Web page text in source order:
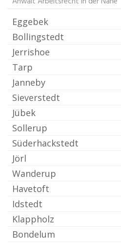
Eggebek
Bollingstedt
Jerrishoe
Tarp
Janneby
Sieverstedt
Jübek
Sollerup
Süderhackstedt
Jörl
Wanderup
Havetoft
Idstedt
Klappholz
Bondelum